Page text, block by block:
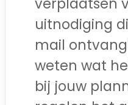
uitnodiging
mail
weten wat
bij jouw